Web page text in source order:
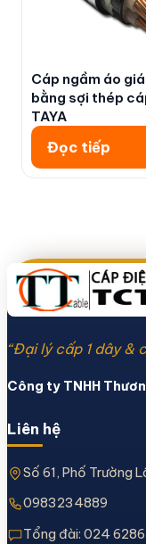
Cáp ngầm áo
bằng sợi thép
TAYA
Đọc tiếp
“Đại lý cấp 1 dây &
Công ty TNHH
Liên hệ
Số 61, Phố Trường
0983234889
Tổng đài: 024